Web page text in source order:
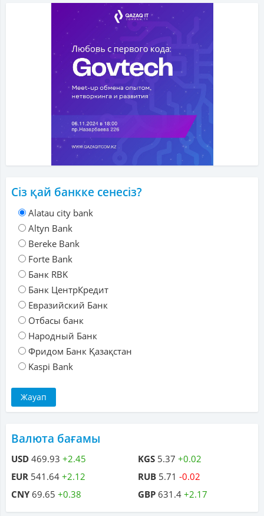
Сіз қай банкке сенесіз?
Alatau city bank
Altyn Bank
Bereke Bank
Forte Bank
Банк RBK
Банк ЦентрКредит
Евразийский Банк
Отбасы банк
Народный Банк
Фридом Банк Қазақстан
Kaspi Bank
Валюта бағамы
USD 469.93 +2.45
EUR 541.64 +2.12
CNY69.65 +0.38
KGS 5.37 +0.02
RUB 5.71 -0.02
GBP 631.4 +2.17